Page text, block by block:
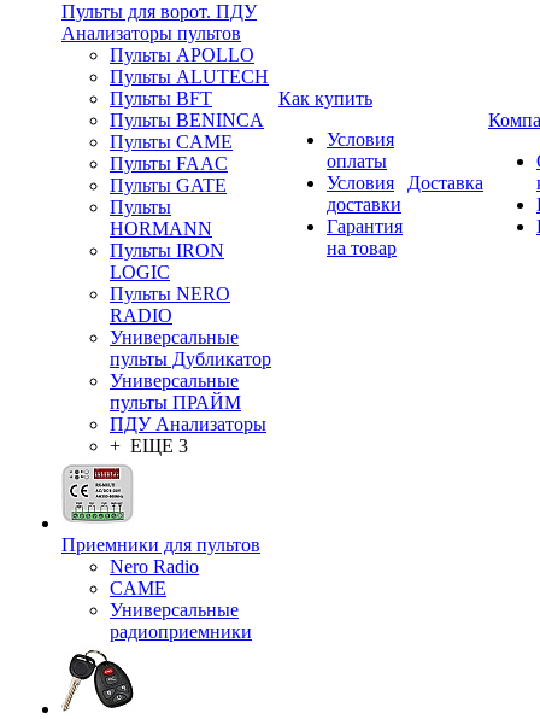
Пульты для ворот. ПДУ
Анализаторы пультов
Пульты APOLLO
Пульты ALUTECH
Пульты BFT
Пульты BENINCA
Пульты CAME
Пульты FAAC
Пульты GATE
Пульты
HORMANN
Пульты IRON
LOGIC
Пульты NERO
RADIO
Универсальные
пульты Дубликатор
Универсальные
пульты ПРАЙМ
ПДУ Анализаторы
+ ЕЩЕ 3
Приемники для пультов
Nero Radio
CAME
Универсальные
радиоприемники
Как купить
Условия
оплаты
Условия
доставки
Гарантия
на товар
Доставка